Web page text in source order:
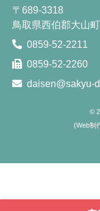
〒689-3318
鳥取県西伯郡大山
0859-52-2211
0859-52-2260
daisen@sakyu-
©
(Web制